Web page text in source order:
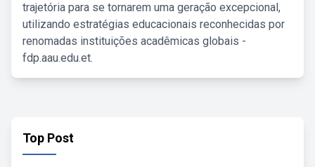
trajetória para se tornarem uma geração excepcional,
utilizando estratégias educacionais reconhecidas por
renomadas instituições acadêmicas globais -
fdp.aau.edu.et.
Top Post